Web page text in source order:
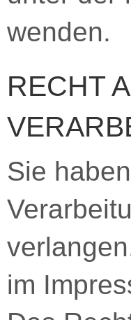
wenden.
RECHT
Sie
im